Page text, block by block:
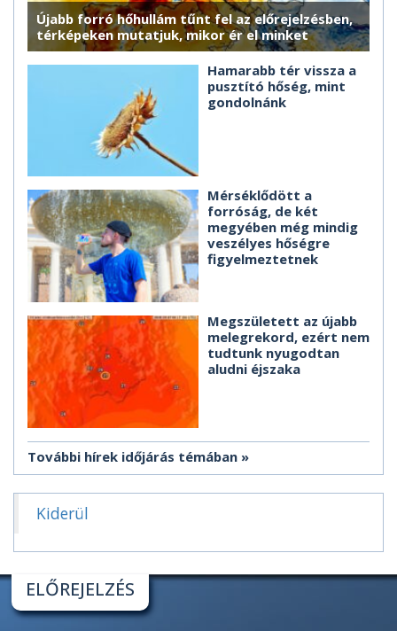
Újabb forró hőhullám tűnt fel az előrejelzésben,
térképeken mutatjuk, mikor ér el minket
Hamarabb tér vissza a
pusztító hőség, mint
gondolnánk
Mérséklődött a
forróság, de két
megyében még mindig
veszélyes hőségre
figyelmeztetnek
Megszületett az újabb
melegrekord, ezért nem
tudtunk nyugodtan
aludni éjszaka
További hírek időjárás témában
Kiderül
ELŐREJELZÉS